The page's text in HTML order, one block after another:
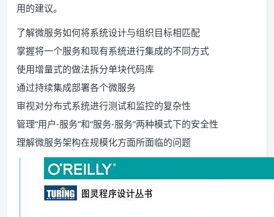
用的建议。
了解微服务如何将系统设计与组织目标相匹配
掌握将一个服务和现有系统进行集成的不同方式
使用增量式的做法拆分单块代码库
通过持续集成部署各个微服务
审视对分布式系统进行测试和监控的复杂性
管理“用户-服务”和“服务-服务”两种模式下的安全性
理解微服务架构在规模化方面所面临的问题